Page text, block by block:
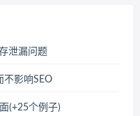
泄漏问题
不影响SEO
(+25个例子)